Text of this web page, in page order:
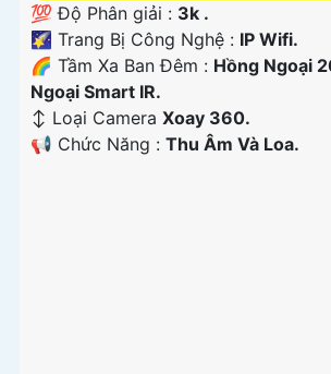
💯 Độ Phân giải : 3k .
🌠 Trang Bị Công Nghệ : IP Wifi.
🌈 Tầm Xa Ban Đêm : Hồng Ngoại
Ngoại Smart IR.
↕️ Loại Camera Xoay 360.
️📢 Chức Năng : Thu Âm Và Loa.